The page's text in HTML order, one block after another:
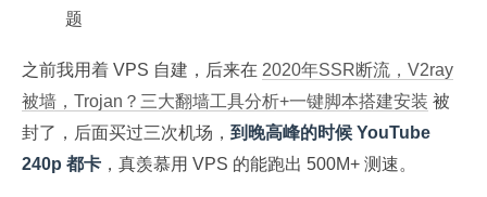
题
之前我用着 VPS 自建，后来在 2020年SSR断流，V2ray
被墙，Trojan？三大翻墙工具分析+一键脚本搭建安装 被
封了，后面买过三次机场， 到晚高峰的时候 YouTube
240p 都卡 ，真羡慕用 VPS 的能跑出 500M+ 测速。